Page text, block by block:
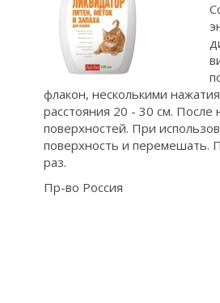
флакон, несколькими
расстояния 20 - 30 см.
поверхностей. При
поверхность и перемешать.
раз.
Пр-во Россия